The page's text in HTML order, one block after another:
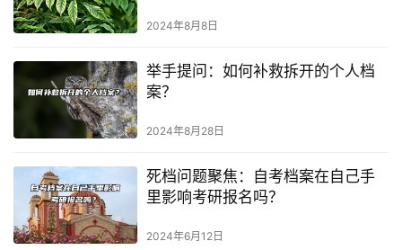
2024年8月8日
举手提问：如何补救拆开的个人档
案？
2024年8月28日
死档问题聚焦：自考档案在自己手
里影响考研报名吗？
2024年6月12日